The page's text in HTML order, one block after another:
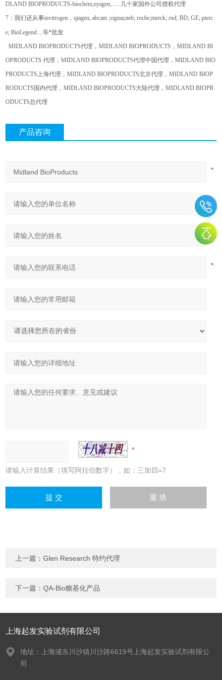
DLAND BIOPRODUCTS-biochem;zyagen;...... 几十家国外公司授权代理
7 ：我们还从事invitrogen ，qiagen; abcam ;sigma;neb; roche;merck; rnd; BD; GE; pierc
e; BioLegend....等*批发
MIDLAND BIOPRODUCTS代理，MIDLAND BIOPRODUCTS ，MIDLAND BI
OPRODUCTS代理，MIDLAND BIOPRODUCTS代理中国代理，MIDLAND BIO
PRODUCTS上海代理，MIDLAND BIOPRODUCTS北京代理，MIDLAND BIOP
RODUCTS 国内代理，MIDLAND BIOPRODUCTS大陆代理，MIDLAND BIOPR
ODUCTS总代理
产品咨询
请输入计算结果（填写阿拉伯数字），如：三加四=7
上一篇：Glen Research 特约代理
下一篇：QA-Bio糖基化产品
上海起发实验试剂有限公司
地址：上海浦东川沙镇川沙路6619号上海起发实验试剂有限公
司